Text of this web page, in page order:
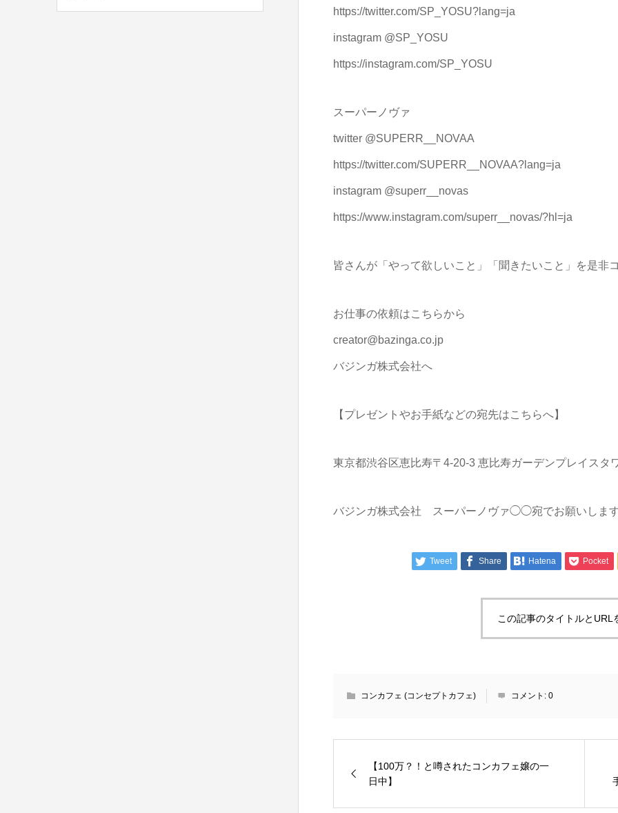
https://twitter.com/SP_YOSU?lang=ja
instagram @SP_YOSU
https://instagram.com/SP_YOSU
スーパーノヴァ
twitter @SUPERR__NOVAA
https://twitter.com/SUPERR__NOVAA?lang=ja
instagram @superr__novas
https://www.instagram.com/superr__novas/?hl=ja
皆さんが「やって欲しいこと」「聞きたいこと」を是非
お仕事の依頼はこちらから
creator@bazinga.co.jp
バジンガ株式会社へ
【プレゼントやお手紙などの宛先はこちらへ】
東京都渋谷区恵比寿〒4-20-3 恵比寿ガーデンプレイスタ
バジンガ株式会社 スーパーノヴァ◯◯宛でお願いしま
Tweet Share Hatena Pocket
この記事のタイトルとURL
コンカフェ (コンセプトカフェ) コメント: 0
【100万？！と噂されたコンカフェ嬢の一
日中】